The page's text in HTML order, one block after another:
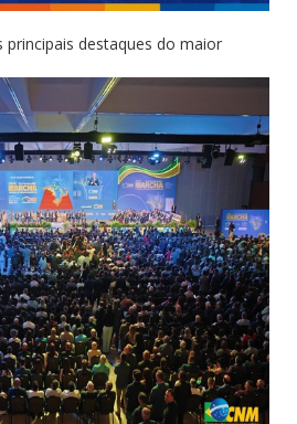
principais destaques do maior